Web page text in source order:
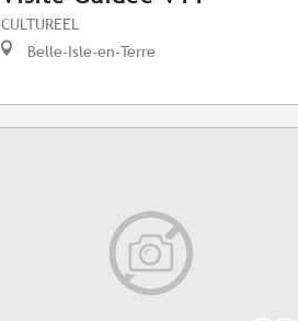
CULTUREEL
Belle-Isle-en-Terre